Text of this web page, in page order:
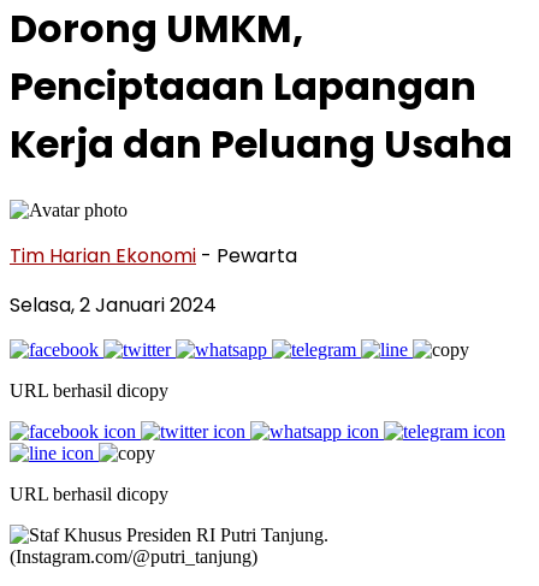
Dorong UMKM,
Penciptaaan Lapangan
Kerja dan Peluang Usaha
Tim Harian Ekonomi - Pewarta
Selasa, 2 Januari 2024
URL berhasil dicopy
URL berhasil dicopy